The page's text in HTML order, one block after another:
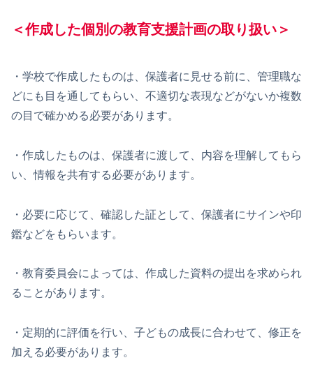
＜作成した個別の教育支援計画の取り扱い＞
・学校で作成したものは、保護者に見せる前に、管理職な
どにも目を通してもらい、不適切な表現などがないか複数
の目で確かめる必要があります。
・作成したものは、保護者に渡して、内容を理解してもら
い、情報を共有する必要があります。
・必要に応じて、確認した証として、保護者にサインや印
鑑などをもらいます。
・教育委員会によっては、作成した資料の提出を求められ
ることがあります。
・定期的に評価を行い、子どもの成長に合わせて、修正を
加える必要があります。